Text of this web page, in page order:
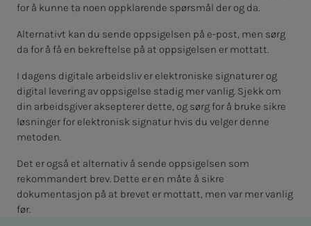
for å kunne ta noen oppklarende spørsmål der og da.
Alternativt kan du sende oppsigelsen på e-post, men sørg
da for å få en bekreftelse på at oppsigelsen er mottatt.
I dagens digitale arbeidsliv er elektroniske signaturer og
digital levering av oppsigelse stadig mer vanlig. Sjekk om
din arbeidsgiver aksepterer dette, og sørg for å bruke sikre
løsninger for elektronisk signatur hvis du velger denne
metoden.
Det er også et alternativ å sende oppsigelsen som
rekommandert brev. Dette er en måte å sikre
dokumentasjon på at brevet er mottatt, men var mer vanlig
før.